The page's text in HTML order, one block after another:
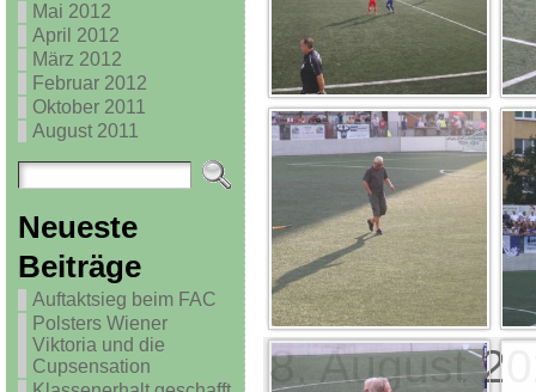
Mai 2012
April 2012
März 2012
Februar 2012
Oktober 2011
August 2011
Neueste
Beiträge
Auftaktsieg beim FAC
Polsters Wiener
Viktoria und die
Cupsensation
8. August